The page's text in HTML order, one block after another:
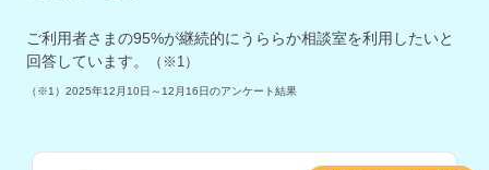
ご利用者さまの95%が継続的にうららか相談室を利用したいと
回答しています。
（※1）
（※1） 2025年12月10日～12月16日のアンケート結果